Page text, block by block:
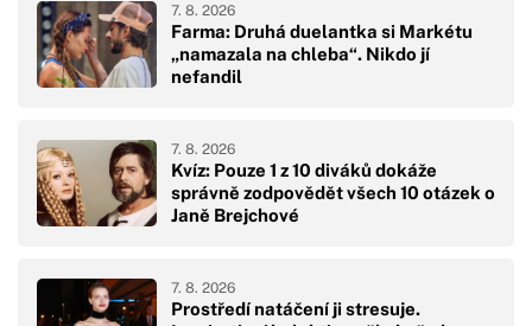
Farma: Druhá duelantka si Markétu
„namazala na chleba“. Nikdo jí
nefandil
7. 8. 2026
Kvíz: Pouze 1 z 10 diváků dokáže
správně zodpovědět všech 10 otázek o
Janě Brejchové
7. 8. 2026
Prostředí natáčení ji stresuje.
7. 8. 2026